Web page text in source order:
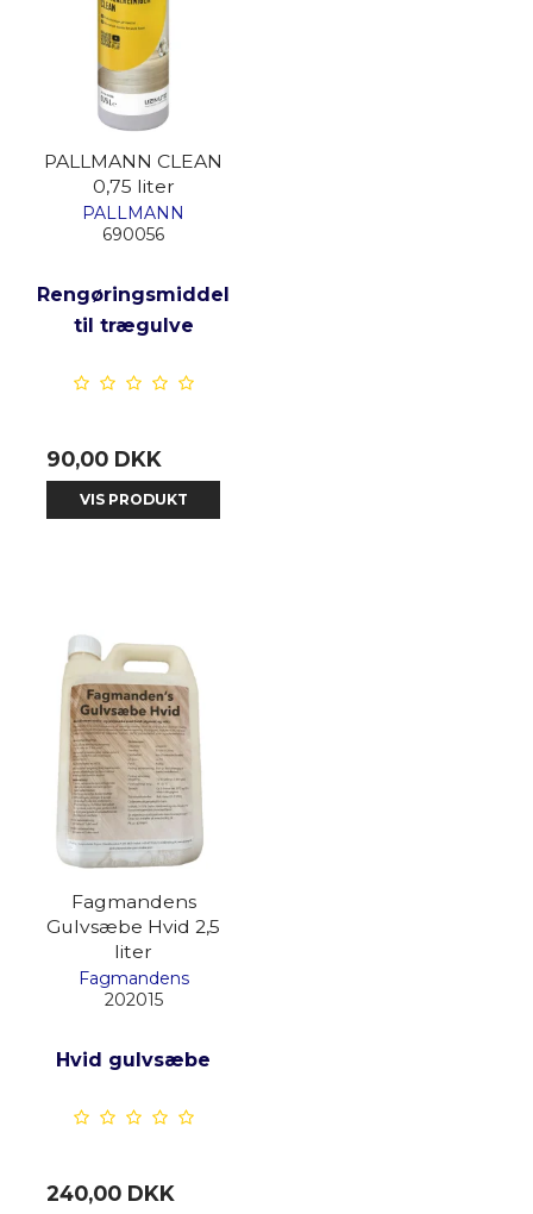
PALLMANN CLEAN
0,75 liter
PALLMANN
690056
Rengøringsmiddel
til trægulve
90,00 DKK
VIS PRODUKT
Fagmandens
Gulvsæbe Hvid 2,5
liter
Fagmandens
202015
Hvid gulvsæbe
240,00 DKK